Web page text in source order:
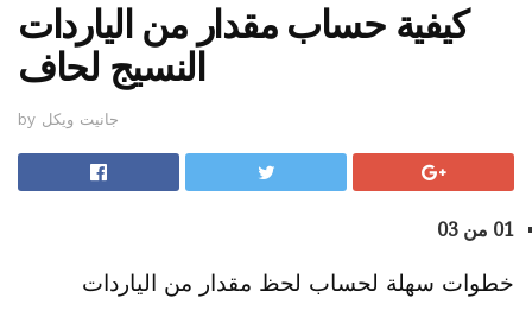
كيفية حساب مقدار من الياردات
النسيج لحاف
by جانيت ويكل
01 من 03
خطوات سهلة لحساب لحظ مقدار من الياردات